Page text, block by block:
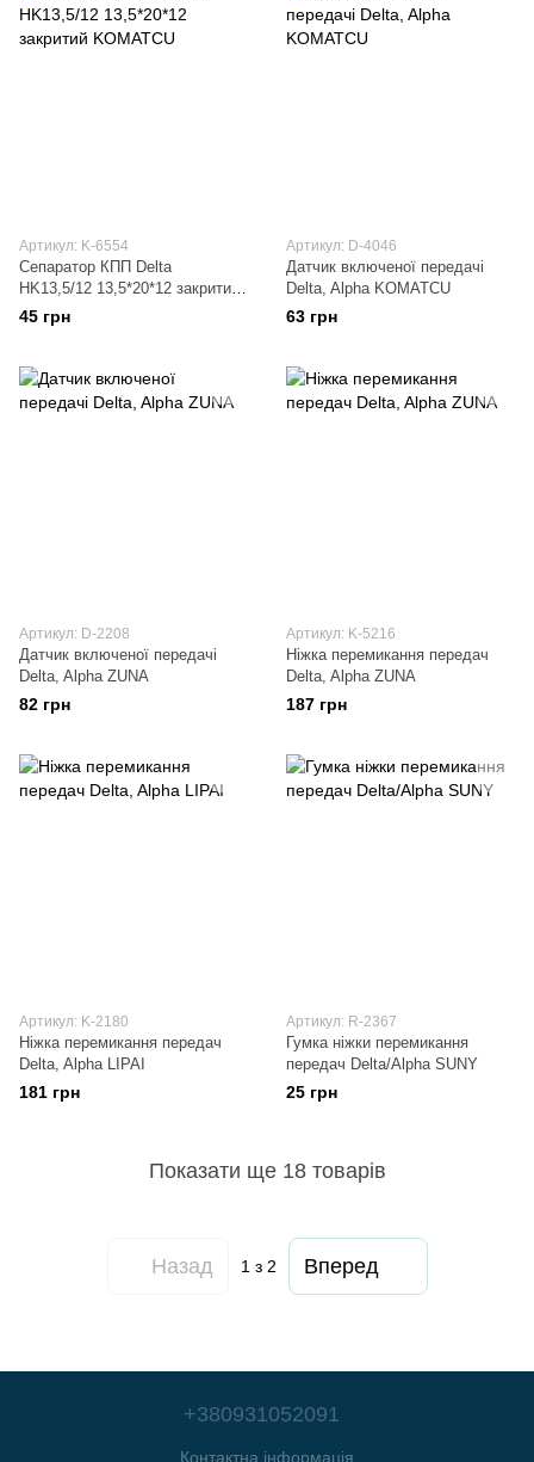
Артикул: K-6554
Сепаратор КПП Delta
HK13,5/12 13,5*20*12 закритий
KOMATCU
45 грн
Артикул: D-4046
Датчик включеної передачі
Delta, Alpha KOMATCU
63 грн
Артикул: D-2208
Датчик включеної передачі
Delta, Alpha ZUNA
82 грн
Артикул: K-5216
Ніжка перемикання передач
Delta, Alpha ZUNA
187 грн
Артикул: K-2180
Ніжка перемикання передач
Delta, Alpha LIPAI
181 грн
Артикул: R-2367
Гумка ніжки перемикання
передач Delta/Alpha SUNY
25 грн
Показати ще 18 товарів
Назад 1 з 2 Вперед
+380931052091
Контактна інформація